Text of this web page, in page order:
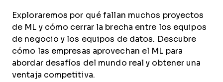
Exploraremos por qué fallan muchos proyectos
de ML y cómo cerrar la brecha entre los equipos
de negocio y los equipos de datos. Descubre
cómo las empresas aprovechan el ML para
abordar desafíos del mundo real y obtener una
ventaja competitiva.